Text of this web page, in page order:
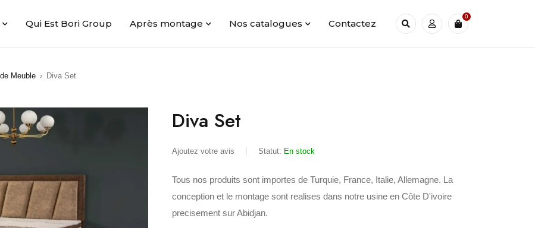
Qui Est Bori Group Après montage Nos catalogues Contactez
0
Meuble › Diva Set
Diva Set
Ajoutez votre avis Statut: En stock
Tous nos produits sont importes de Turquie, France, Italie, Allemagne. La
conception et le montage sont realises dans notre usine en Côte D'ivoire
precisement sur Abidjan.